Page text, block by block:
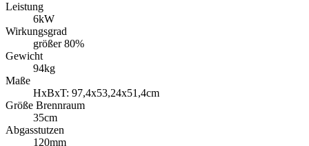
Leistung
6kW
Wirkungsgrad
größer 80%
Gewicht
94kg
Maße
HxBxT: 97,4x53,24x51,4cm
Größe Brennraum
35cm
Abgasstutzen
120mm